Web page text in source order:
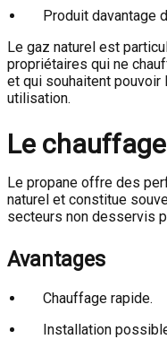
Produit davantage
Le gaz naturel est
propriétaires qui ne
et qui souhaitent pouvoir
utilisation.
Le
Le propane offre des
naturel et constitue
secteurs non desservis
Avantages
Chauffage rapide.
Installation